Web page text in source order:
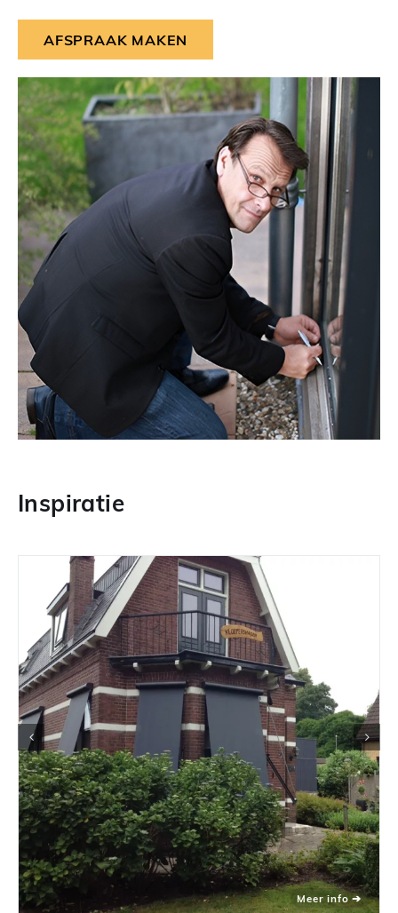
AFSPRAAK MAKEN
Inspiratie